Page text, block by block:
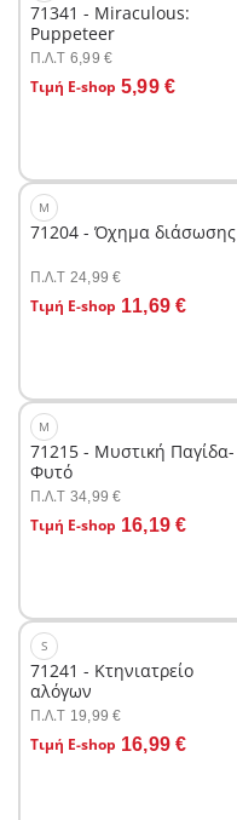
71341 - Miraculous:
Puppeteer
Π.Λ.T 6,99 €
Τιμή E-shop 5,99 €
Στο καλάθι
M
71204 - Όχημα διάσωσης
Π.Λ.T 24,99 €
Τιμή E-shop 11,69 €
Στο καλάθι
M
71215 - Μυστική Παγίδα-
Φυτό
Π.Λ.T 34,99 €
Τιμή E-shop 16,19 €
Στο καλάθι
S
71241 - Κτηνιατρείο
αλόγων
Π.Λ.T 19,99 €
Τιμή E-shop 16,99 €
Στο καλάθι